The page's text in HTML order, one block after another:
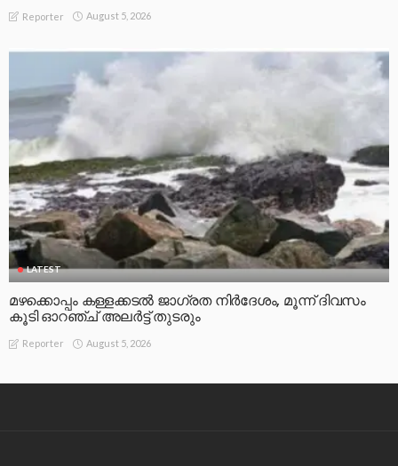
Reporter August 5, 2026
LATEST
മഴക്കൊപ്പം കള്ളക്കടൽ ജാഗ്രത നിർദേശം, മൂന്ന് ദിവസം
കൂടി ഓറഞ്ച് അലർട്ട് തുടരും
Reporter August 5, 2026